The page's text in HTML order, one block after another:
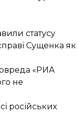
статусу
Сущенка як
«РИА
не
російських